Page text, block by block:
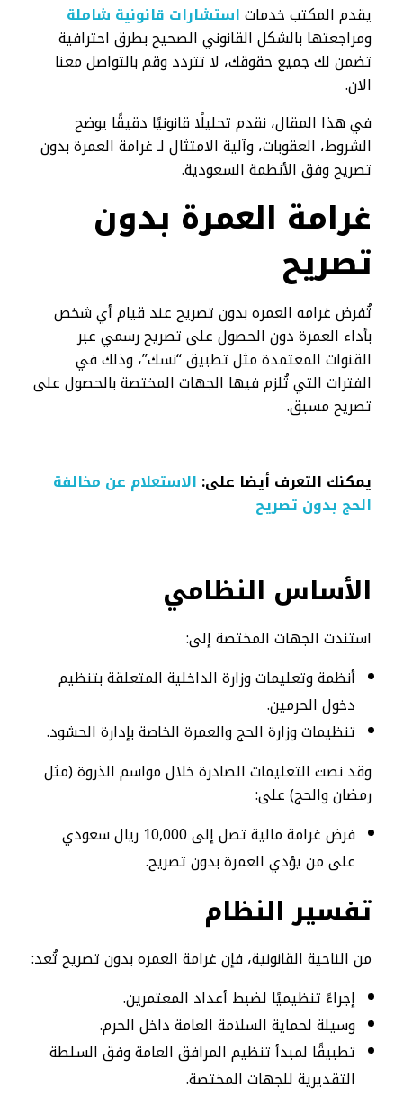
يقدم المكتب خدماتاستشارات قانونية شاملة
ومراجعتها بالشكل القانوني الصحيح بطرق احترافية
تضمن لك جميع حقوقك، لا تتردد وقم بالتواصل معنا
الان.
في هذا المقال، نقدم تحليلًا قانونيًا دقيقًا يوضح
الشروط، العقوبات، وآلية الامتثال لـ غرامة العمرة بدون
تصريح وفق الأنظمة السعودية.
غرامة العمرة بدون
تصريح
تُفرض غرامه العمره بدون تصريح عند قيام أي شخص
بأداء العمرة دون الحصول على تصريح رسمي عبر
القنوات المعتمدة مثل تطبيق “نسك”، وذلك في
الفترات التي تُلزم فيها الجهات المختصة بالحصول على
تصريح مسبق.
يمكنك التعرف أيضا على: الاستعلام عن مخالفة
الحج بدون تصريح
الأساس النظامي
استندت الجهات المختصة إلى:
أنظمة وتعليمات وزارة الداخلية المتعلقة بتنظيم
دخول الحرمين.
تنظيمات وزارة الحج والعمرة الخاصة بإدارة الحشود.
وقد نصت التعليمات الصادرة خلال مواسم الذروة (مثل
رمضان والحج) على:
فرض غرامة مالية تصل إلى 10,000 ريال سعودي
على من يؤدي العمرة بدون تصريح.
تفسير النظام
من الناحية القانونية، فإن غرامة العمره بدون تصريح تُعد:
إجراءً تنظيميًا لضبط أعداد المعتمرين.
وسيلة لحماية السلامة العامة داخل الحرم.
تطبيقًا لمبدأ تنظيم المرافق العامة وفق السلطة
التقديرية للجهات المختصة.